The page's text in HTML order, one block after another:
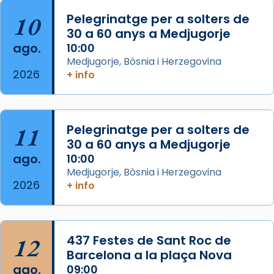
Arquebisbat de Barcelona
2 weeks ago
Memòria de les santes Juliana i
Acompanyant la història de sant Cugat, a
partir de l’Edat Mitjana sorgeix la tradició
que les santes Juliana (“relatiu a Júlia”) i
Semproniana (“relatiu a Semprònia =
eterna”) són deixebles seves. I l’any 1667, el
frare Joan Gaspar Roig, afirma en una obra
que les santes són filles de l’antiga Iluro.
Mataró en reivindicarà les relíq
Foto
View on Facebook · Share
10
ago.
2026
Pelegrinatge per a solters de
30 a 60 anys a Medjugorje
10:00
Medjugorje, Bòsnia i Herzegovina
+ info
11
ago.
2026
Pelegrinatge per a solters de
30 a 60 anys a Medjugorje
10:00
Medjugorje, Bòsnia i Herzegovina
+ info
12
ago.
437 Festes de Sant Roc de
Barcelona a la plaça Nova
09:00